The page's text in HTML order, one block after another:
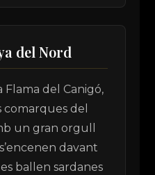
del Nord
Flama del Canigó,
comarques del
un gran orgull
davant
ballen sardanes